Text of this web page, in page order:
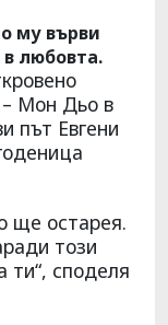
му върви
любовта.
Мон Дьо в
път Евгени
ще остарея.
този
ти“, споделя